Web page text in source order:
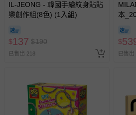
客製化商品（例如客製生日書
報紙、期刊或雜誌（惟書籍如
經消費者拆封之影音商品或電
等）。
上服務，經消費者事先同意始
戲或活動點數等）。
已拆封之以下類型商品：
IL-JEONG - 韓國手繪紋身貼貼
樂創作組(8色) (1入組)
$137 $190
已售出 218
本
$
已售出